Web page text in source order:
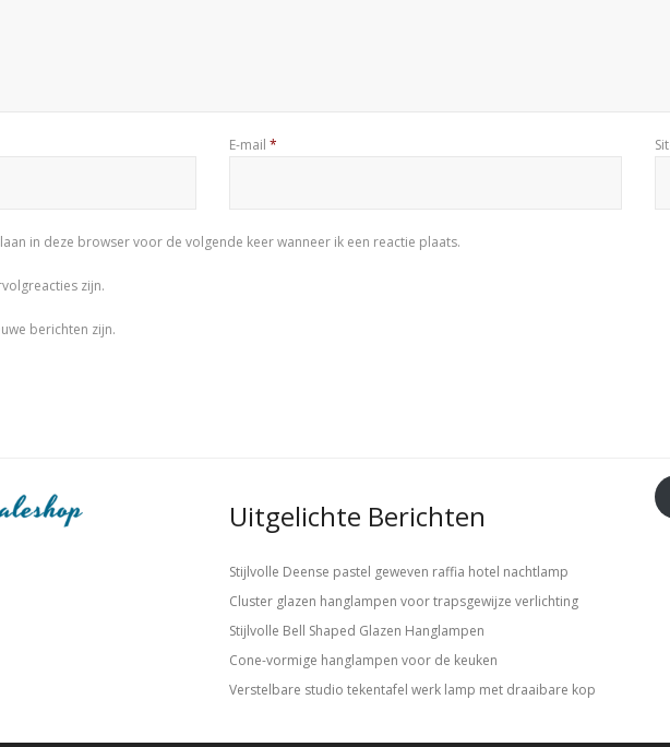
E-mail *
in deze browser voor de volgende keer wanneer ik een reactie plaats.
zijn.
berichten zijn.
Uitgelichte Berichten
Stijlvolle Deense pastel geweven raffia hotel nachtlamp
Cluster glazen hanglampen voor trapsgewijze verlichting
Stijlvolle Bell Shaped Glazen Hanglampen
Cone-vormige hanglampen voor de keuken
Verstelbare studio tekentafel werk lamp met draaibare kop